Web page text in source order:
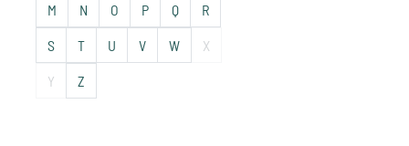
M N O P Q R
S T U V W X
Y Z